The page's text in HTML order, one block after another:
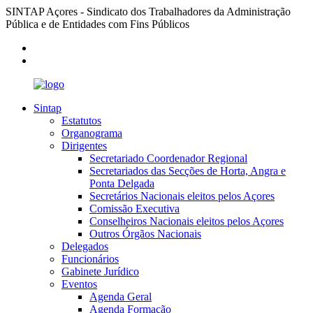
SINTAP Açores - Sindicato dos Trabalhadores da Administração
Pública e de Entidades com Fins Públicos
Sintap
Estatutos
Organograma
Dirigentes
Secretariado Coordenador Regional
Secretariados das Secções de Horta, Angra e
Ponta Delgada
Secretários Nacionais eleitos pelos Açores
Comissão Executiva
Conselheiros Nacionais eleitos pelos Açores
Outros Órgãos Nacionais
Delegados
Funcionários
Gabinete Jurídico
Eventos
Agenda Geral
Agenda Formação